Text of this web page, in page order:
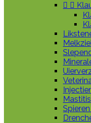
 
Mastitis